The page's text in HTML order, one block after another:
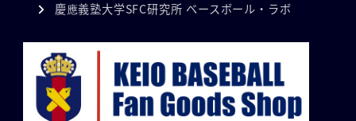
慶應義塾大学SFC研究所 ベースボール・ラボ